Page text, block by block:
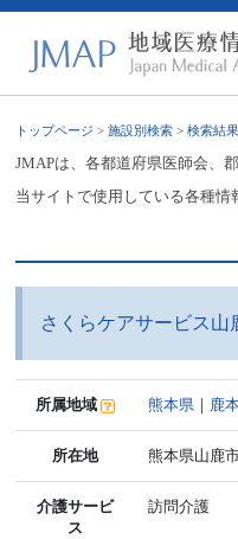
トップページ >施設別検索 >検索結
JMAPは、各都道府県医師会、
当サイトで使用している各種情
さくらケアサービス山
所属地域 熊本県 ｜ 鹿
所在地 熊本県山鹿
介護サービ
ス
訪問介護